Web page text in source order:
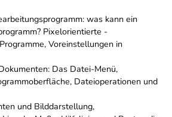
was kann ein
Pixelorientierte -
Voreinstellungen in
Das Datei-Menü,
Dateioperationen und
und Bilddarstellung,